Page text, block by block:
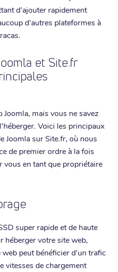
d'ajouter rapidement
d'autres plateformes à
et Site.fr
Joomla, mais vous ne savez
Voici les principaux
Joomla sur Site.fr, où nous
de premier ordre à la fois
vous en tant que propriétaire
super rapide et de haute
héberger votre site web,
peut bénéficier d'un trafic
vitesses de chargement